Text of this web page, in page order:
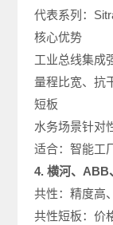
代表系列：
核心优势
工业总线集成
量程比宽、抗
短板
水务场景针对
适合：智能工
4. 横河、ABB
共性：精度高
共性短板：价